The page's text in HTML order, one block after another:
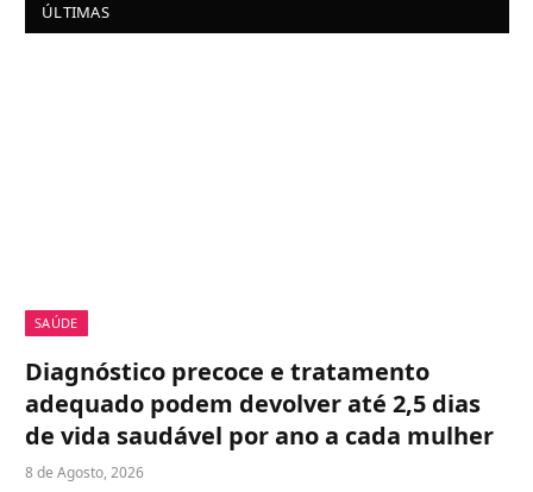
ÚLTIMAS
SAÚDE
Diagnóstico precoce e tratamento
adequado podem devolver até 2,5 dias
de vida saudável por ano a cada mulher
8 de Agosto, 2026